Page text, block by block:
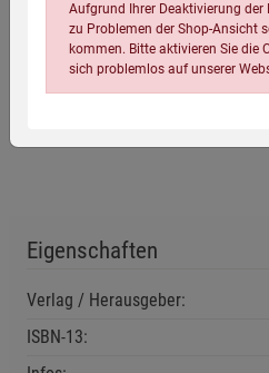
Dieses Buch liefert Ihnen
über Pflanzen, die
Zudem ist das Buch schlicht
Eigenschaften
Verlag / Herausgeber:
ISBN-13:
Aufgrund Ihrer Deaktivierung der
zu Problemen der Shop-Ansicht
kommen. Bitte aktivieren Sie die
sich problemlos auf unserer
Zurück